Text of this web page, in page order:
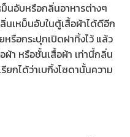
นอับหรือกลิ่นอาหารต่างๆ
นเหม็นอับในตู้เสื้อผ้าได้ดีอีก
รือกระปุกเปิดฝาทิ้งไว้ แล้ว
ผ้า หรือชั้นเสื้อผ้า เท่านี้กลิ่น
ยกได้ว่าเบกิ้งโซดานั้นความ